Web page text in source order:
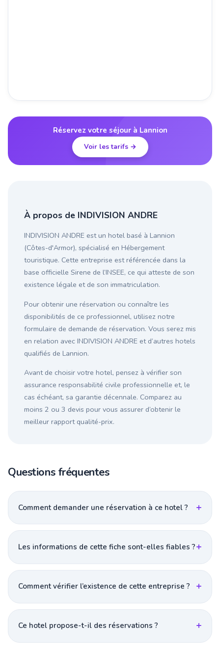
Réservez votre séjour à Lannion
Voir les tarifs →
À propos de INDIVISION ANDRE
INDIVISION ANDRE est un hotel basé à Lannion
(Côtes-d'Armor), spécialisé en Hébergement
touristique. Cette entreprise est référencée dans la
base officielle Sirene de l’INSEE, ce qui atteste de son
existence légale et de son immatriculation.
Pour obtenir une réservation ou connaître les
disponibilités de ce professionnel, utilisez notre
formulaire de demande de réservation. Vous serez mis
en relation avec INDIVISION ANDRE et d’autres hotels
qualifiés de Lannion.
Avant de choisir votre hotel, pensez à vérifier son
assurance responsabilité civile professionnelle et, le
cas échéant, sa garantie décennale. Comparez au
moins 2 ou 3 devis pour vous assurer d’obtenir le
meilleur rapport qualité-prix.
Questions fréquentes
Comment demander une réservation à ce hotel ?
Les informations de cette fiche sont-elles fiables ?
Comment vérifier l’existence de cette entreprise ?
Ce hotel propose-t-il des réservations ?